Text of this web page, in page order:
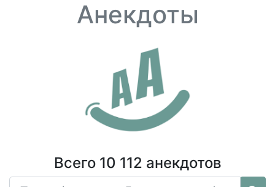
Анекдоты
Всего 10 112 анекдотов